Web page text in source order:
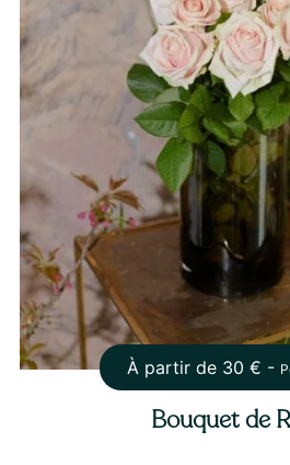
À partir de 30 € -
Bouquet de